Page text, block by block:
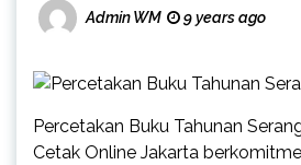
Admin WM 9 years ago
Percetakan Buku Tahunan
Cetak Online Jakarta